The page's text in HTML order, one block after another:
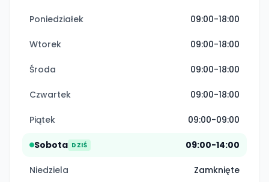
Poniedziałek 09:00-18:00
Wtorek 09:00-18:00
Środa 09:00-18:00
Czwartek 09:00-18:00
Piątek 09:00-09:00
Sobota DZIŚ 09:00-14:00
Niedziela Zamknięte